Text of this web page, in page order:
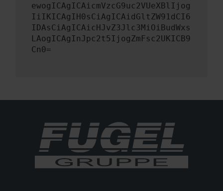
ewogICAgICAicmVzcG9uc2VUeXBlIjog
IiIKICAgIH0sCiAgICAidGltZW91dCI6
IDAsCiAgICAicHJvZ3Jlc3MiOiBudWxs
LAogICAgInJpc2t5IjogZmFsc2UKICB9
Cn0=